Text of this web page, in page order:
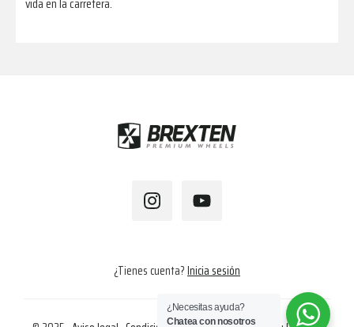
¿Tienes cuenta?Inicia sesión
¿Necesitas ayuda?
Chatea con nosotros